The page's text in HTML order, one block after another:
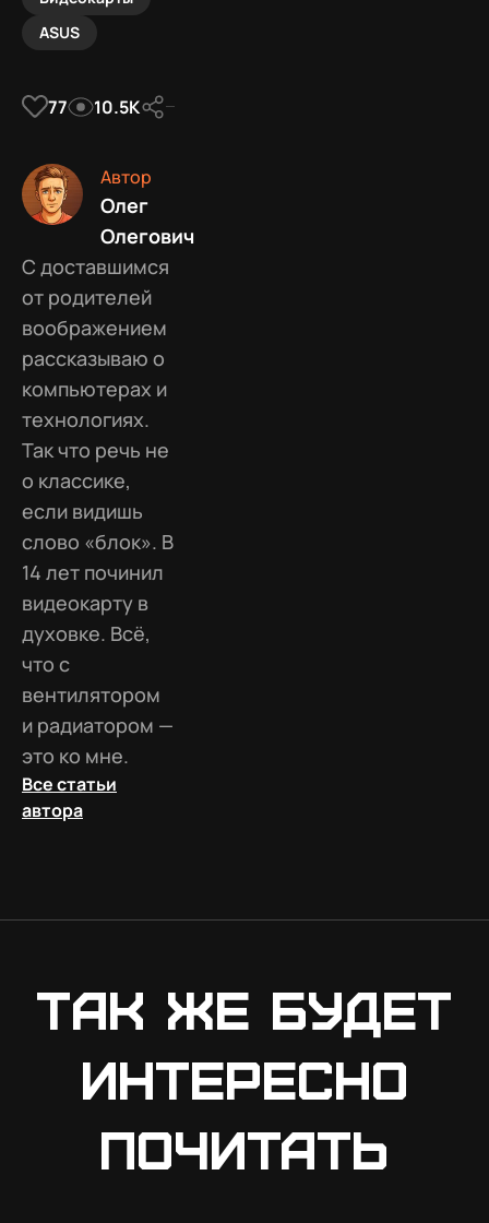
ASUS
77 10.5К
Автор
Олег
Олегович
С доставшимся
от родителей
воображением
рассказываю о
компьютерах и
технологиях.
Так что речь не
о классике,
если видишь
слово «блок». В
14 лет починил
видеокарту в
духовке. Всё,
что с
вентилятором
и радиатором —
это ко мне.
Все статьи
автора
Так же будет
интересно
почитать